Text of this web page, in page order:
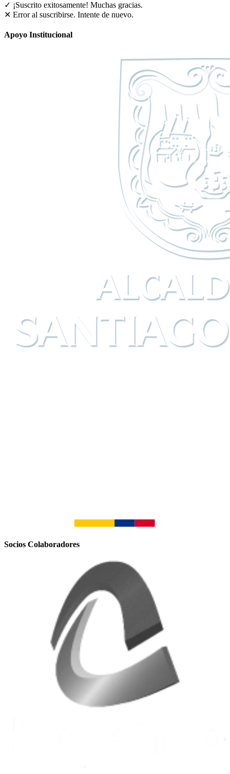
✓ ¡Suscrito exitosamente! Muchas gracias.
✕ Error al suscribirse. Intente de nuevo.
Apoyo Institucional
Socios Colaboradores